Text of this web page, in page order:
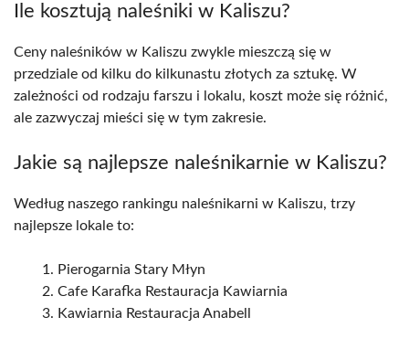
Ile kosztują naleśniki w Kaliszu?
Ceny naleśników w Kaliszu zwykle mieszczą się w
przedziale od kilku do kilkunastu złotych za sztukę. W
zależności od rodzaju farszu i lokalu, koszt może się różnić,
ale zazwyczaj mieści się w tym zakresie.
Jakie są najlepsze naleśnikarnie w Kaliszu?
Według naszego rankingu naleśnikarni w Kaliszu, trzy
najlepsze lokale to:
Pierogarnia Stary Młyn
Cafe Karafka Restauracja Kawiarnia
Kawiarnia Restauracja Anabell